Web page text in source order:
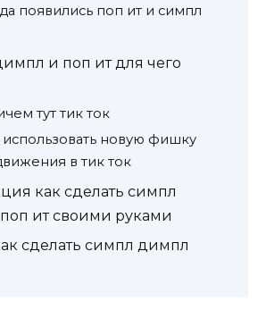
появились поп ит и симпл
и поп ит для чего
тут тик ток
использовать новую фишку
в тик ток
как сделать симпл
ит своими руками
сделать симпл димпл